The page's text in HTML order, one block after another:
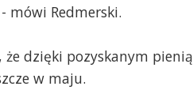
mówi Redmerski.
że dzięki pozyskanym
w maju.